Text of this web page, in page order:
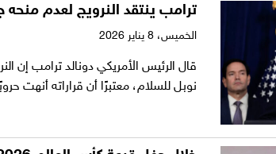
ترامب ينتقد النرويج لعدم منحه
الخميس،
قال الرئيس الأمريكي دونالد ترامب إن
نوبل للسلام، معتبرًا أن قراراته أنهت